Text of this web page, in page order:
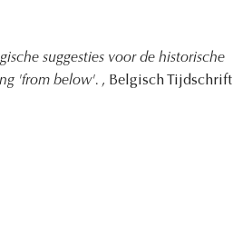
suggesties voor de historische
'from below'. , Belgisch Tijdschrift